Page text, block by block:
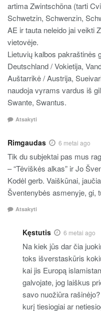
artima Zwintschöna (tarti
Schwetzin, Schwenzin,
AE ir tauta neleido jai veikti
vietovėje.
Lietuvių kalbos pakraštinės
Deutschland / Vokietija,
Auštarrikė / Austrija,
naudoja vyrams vardus iš
Swante, Swantus.
Atsakyti
Rimgaudas 6 metai ago
Tik du subjektai pas mus
– “Tėviškės alkas” ir Jo
Kodėl gerb. Vaiškūnai,
Šventenybės asmenyje, gi,
Atsakyti
Kęstutis 6 metai ago
Na kiek jūs dar čia
toks išverstaskūris
kai jis Europą
galvojate, jog laiškus
savo nuožiūra
kurį tiesiogiai ar